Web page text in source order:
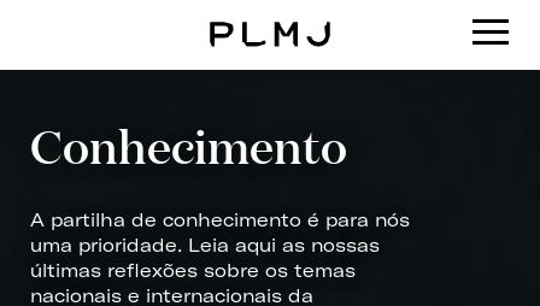
Conhecimento
A partilha de conhecimento é para nós
uma prioridade. Leia aqui as nossas
últimas reflexões sobre os temas
nacionais e internacionais da